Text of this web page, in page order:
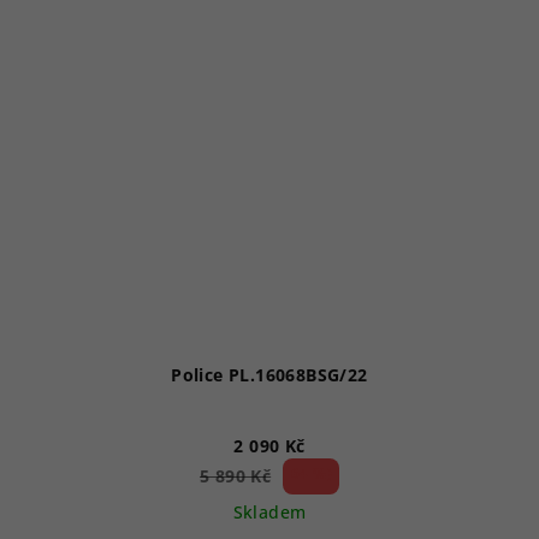
Police PL.16068BSG/22
2 090 Kč
5 890 Kč
Skladem